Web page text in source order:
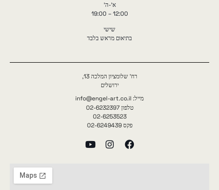
א'-ה'
12:00 – 19:00
שישי
בתיאום מראש בלבד
רח' שלומציון המלכה 13,
ירושלים
מייל: info@engel-art.co.il
טלפון 02-6232397
02-6253523
פקס 02-6249439